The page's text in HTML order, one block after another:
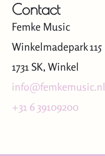
Contact
Femke Music
Winkelmadepark 115
1731 SK, Winkel
info@femkemusic.nl
+31 6 39109200